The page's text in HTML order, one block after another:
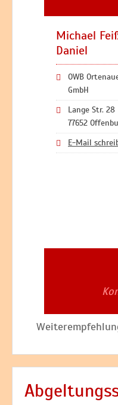
Michael
Daniel
OWB
GmbH
Lange Str. 28
77652
E-Mail